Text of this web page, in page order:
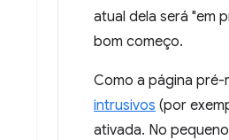
atual dela será "em
bom começo.
Como a página
intrusivos (por
ativada. No